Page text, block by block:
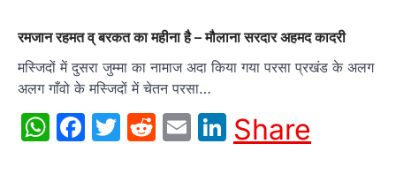
रमजान रहमत व् बरकत का महीना है – मौलाना सरदार अहमद कादरी
मस्जिदों में दुसरा जुम्मा का नामाज अदा किया गया परसा प्रखंड के अलग
अलग गाँवो के मस्जिदों में चेतन परसा…
WhatsApp
Facebook
Twitter
Reddit
EmailLinkedIn
Share